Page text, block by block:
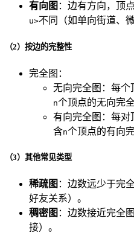
有向图 ：边有方向，顶点
u>不同（如单向街道、
（2）按边的完整性
完全图：
无向完全图：每个
n个顶点的无向完
有向完全图：每对
含n个顶点的有向
（3）其他常见类型
稀疏图 ：边数远少于完
好友关系）。
稠密图 ：边数接近完全
接）。